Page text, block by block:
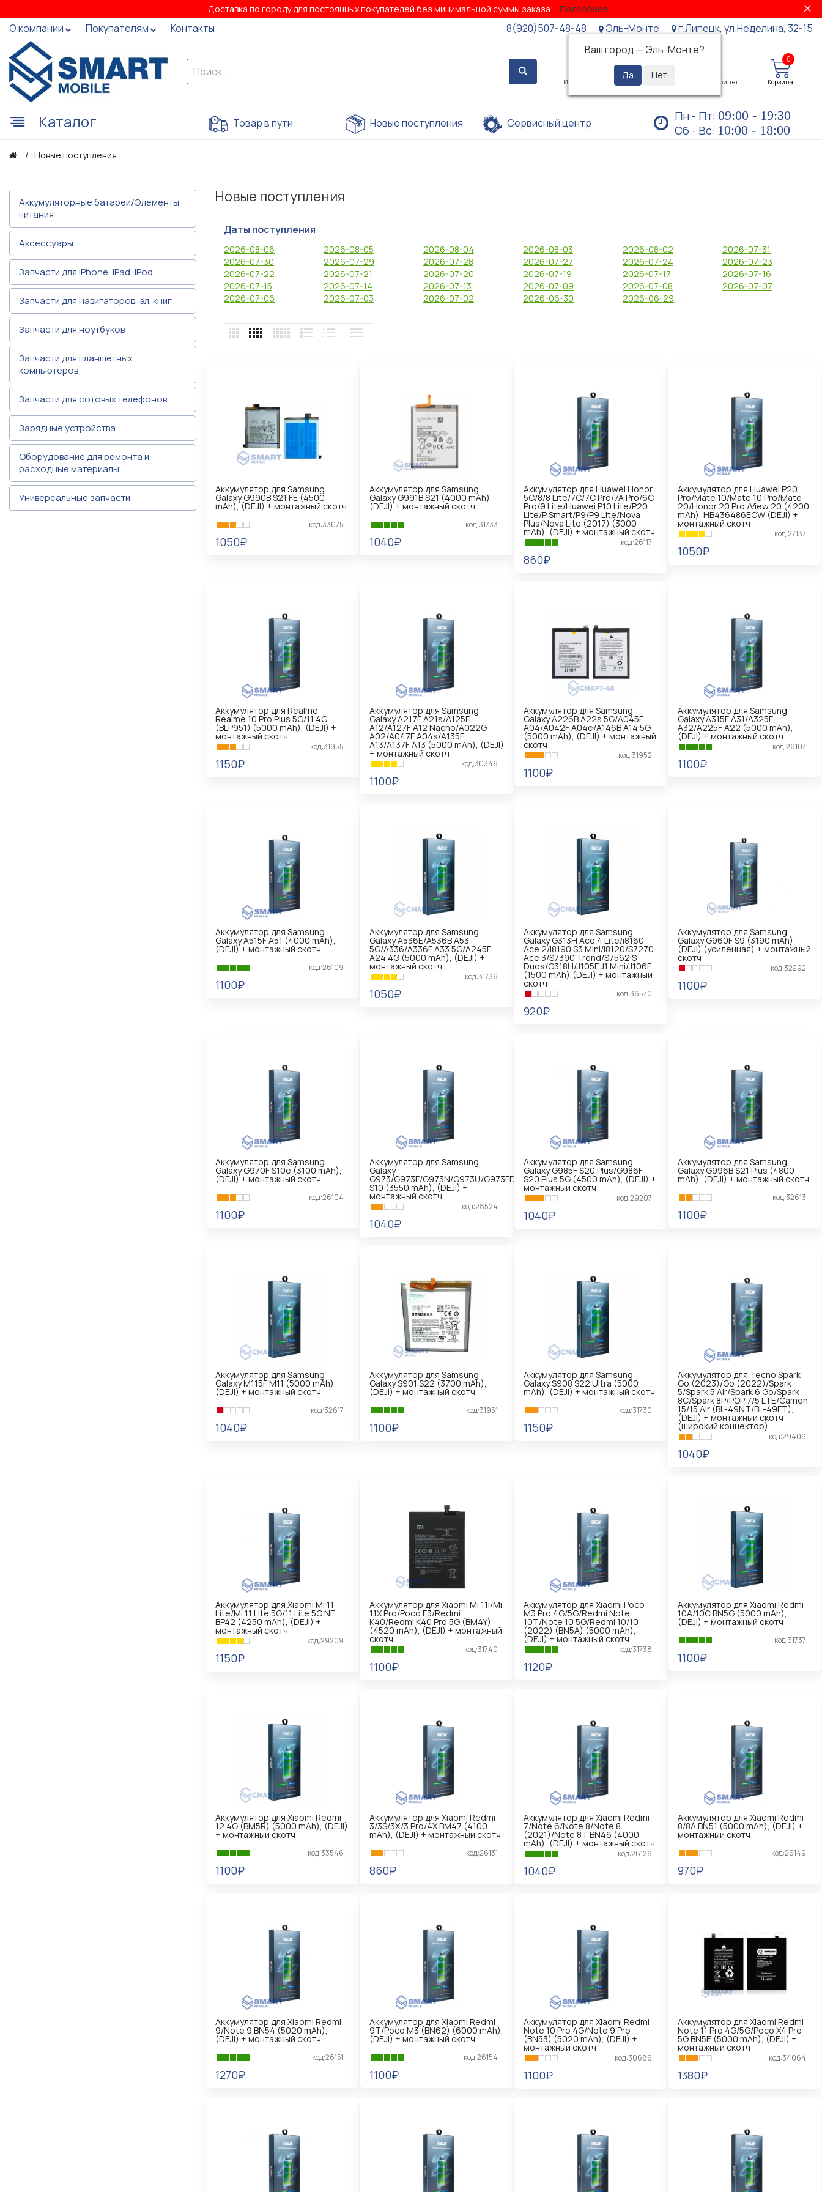
Доставка по городу для постоянных покупателей без минимальной суммы заказа. Подробнее...
О компании Покупателям Контакты 8(920)507-48-48
Эль-Монте
Ваш город — Эль-Монте?
г.Липецк, ул.Неделина, 32-15
Избранное Просмотренные Личный кабинет
0
Корзина
Каталог Товар в пути Новые поступления Сервисный центр Пн - Пт: 09:00 - 19:30
Сб - Вс: 10:00 - 18:00
Новые поступления
Аккумуляторные батареи/Элементы
питания
Аксессуары
Запчасти для iPhone, iPad, iPod
Запчасти для навигаторов, эл. книг
Запчасти для ноутбуков
Запчасти для планшетных
компьютеров
Запчасти для сотовых телефонов
Зарядные устройства
Оборудование для ремонта и
расходные материалы
Универсальные запчасти
Новые поступления
Даты поступления
2026-08-06 2026-08-05 2026-08-04 2026-08-03 2026-08-02
2026-07-31
2026-07-30
2026-07-29 2026-07-28 2026-07-27 2026-07-24
2026-07-23
2026-07-22
2026-07-21 2026-07-20 2026-07-19 2026-07-17
2026-07-16
2026-07-15
2026-07-14 2026-07-13 2026-07-09 2026-07-08
2026-07-07
2026-07-06
2026-07-03 2026-07-02 2026-06-30 2026-06-29
Аккумулятор для Samsung
Galaxy G990B S21 FE (4500
mAh), (DEJI) + монтажный скотч
код:33075
1050₽
Аккумулятор для Samsung
Galaxy G991B S21 (4000 mAh),
(DEJI) + монтажный скотч
код:31733
1040₽
Аккумулятор для Huawei Honor
5C/8/8 Lite/7C/7C Pro/7A Pro/6C
Pro/9 Lite/Huawei P10 Lite/P20
Lite/P Smart/P9/P9 Lite/Nova
Plus/Nova Lite (2017) (3000
mAh), (DEJI) + монтажный скотч
код:26117
860₽
Аккумулятор для Huawei P20
Pro/Mate 10/Mate 10 Pro/Mate
20/Honor 20 Pro /View 20 (4200
mAh), HB436486ECW (DEJI) +
монтажный скотч
код:27137
1050₽
Аккумулятор для Realme
Realme 10 Pro Plus 5G/11 4G
(BLP951) (5000 mAh), (DEJI) +
монтажный скотч
код:31955
1150₽
Аккумулятор для Samsung
Galaxy A217F A21s/A125F
A12/A127F A12 Nacho/A022G
A02/A047F A04s/A135F
A13/A137F A13 (5000 mAh), (DEJI)
+ монтажный скотч
код:30346
1100₽
Аккумулятор для Samsung
Galaxy A226B A22s 5G/A045F
A04/A042F A04e/A146B A14 5G
(5000 mAh), (DEJI) + монтажный
скотч
код:31952
1100₽
Аккумулятор для Samsung
Galaxy A315F A31/A325F
A32/A225F A22 (5000 mAh),
(DEJI) + монтажный скотч
код:26107
1100₽
Аккумулятор для Samsung
Galaxy A515F A51 (4000 mAh),
(DEJI) + монтажный скотч
код:26109
1100₽
Аккумулятор для Samsung
Galaxy A536E/A536B A53
5G/A336/A336F A33 5G/A245F
A24 4G (5000 mAh), (DEJI) +
монтажный скотч
код:31736
1050₽
Аккумулятор для Samsung
Galaxy G313H Ace 4 Lite/i8160
Ace 2/i8190 S3 Mini/i8120/S7270
Ace 3/S7390 Trend/S7562 S
Duos/G318H/J105F J1 Mini/J106F
(1500 mAh),(DEJI) + монтажный
скотч
код:36570
920₽
Аккумулятор для Samsung
Galaxy G960F S9 (3190 mAh),
(DEJI) (усиленная) + монтажный
скотч
код:32292
1100₽
Аккумулятор для Samsung
Galaxy G970F S10e (3100 mAh),
(DEJI) + монтажный скотч
код:26104
1100₽
Аккумулятор для Samsung
Galaxy
G973/G973F/G973N/G973U/G973FD
S10 (3550 mAh), (DEJI) +
монтажный скотч
код:28524
1040₽
Аккумулятор для Samsung
Galaxy G985F S20 Plus/G986F
S20 Plus 5G (4500 mAh), (DEJI) +
монтажный скотч
код:29207
1040₽
Аккумулятор для Samsung
Galaxy G996B S21 Plus (4800
mAh), (DEJI) + монтажный скотч
код:32613
1100₽
Аккумулятор для Samsung
Galaxy M115F M11 (5000 mAh),
(DEJI) + монтажный скотч
код:32617
1040₽
Аккумулятор для Samsung
Galaxy S901 S22 (3700 mAh),
(DEJI) + монтажный скотч
код:31951
1100₽
Аккумулятор для Samsung
Galaxy S908 S22 Ultra (5000
mAh), (DEJI) + монтажный скотч
код:31730
1150₽
Аккумулятор для Tecno Spark
Go (2023)/Go (2022)/Spark
5/Spark 5 Air/Spark 6 Go/Spark
8C/Spark 8P/POP 7/5 LTE/Camon
15/15 Air (BL-49NT/BL-49FT),
(DEJI) + монтажный скотч
(широкий коннектор)
код:29409
1040₽
Аккумулятор для Xiaomi Mi 11
Lite/Mi 11 Lite 5G/11 Lite 5G NE
BP42 (4250 mAh), (DEJI) +
монтажный скотч
код:29209
1150₽
Аккумулятор для Xiaomi Mi 11i/Mi
11X Pro/Poco F3/Redmi
K40/Redmi K40 Pro 5G (BM4Y)
(4520 mAh), (DEJI) + монтажный
скотч
код:31740
1100₽
Аккумулятор для Xiaomi Poco
M3 Pro 4G/5G/Redmi Note
10T/Note 10 5G/Redmi 10/10
(2022) (BN5A) (5000 mAh),
(DEJI) + монтажный скотч
код:31738
1120₽
Аккумулятор для Xiaomi Redmi
10A/10C BN5G (5000 mAh),
(DEJI) + монтажный скотч
код:31737
1100₽
Аккумулятор для Xiaomi Redmi
12 4G (BM5R) (5000 mAh), (DEJI)
+ монтажный скотч
код:33546
1100₽
Аккумулятор для Xiaomi Redmi
3/3S/3X/3 Pro/4X BM47 (4100
mAh), (DEJI) + монтажный скотч
код:26131
860₽
Аккумулятор для Xiaomi Redmi
7/Note 6/Note 8/Note 8
(2021)/Note 8T BN46 (4000
mAh), (DEJI) + монтажный скотч
код:26129
1040₽
Аккумулятор для Xiaomi Redmi
8/8A BN51 (5000 mAh), (DEJI) +
монтажный скотч
код:26149
970₽
Аккумулятор для Xiaomi Redmi
9/Note 9 BN54 (5020 mAh),
(DEJI) + монтажный скотч
код:26151
1270₽
Аккумулятор для Xiaomi Redmi
9T/Poco M3 (BN62) (6000 mAh),
(DEJI) + монтажный скотч
код:26154
1100₽
Аккумулятор для Xiaomi Redmi
Note 10 Pro 4G/Note 9 Pro
(BN53) (5020 mAh), (DEJI) +
монтажный скотч
код:30686
1100₽
Аккумулятор для Xiaomi Redmi
Note 11 Pro 4G/5G/Poco X4 Pro
5G BN5E (5000 mAh), (DEJI) +
монтажный скотч
код:34064
1380₽